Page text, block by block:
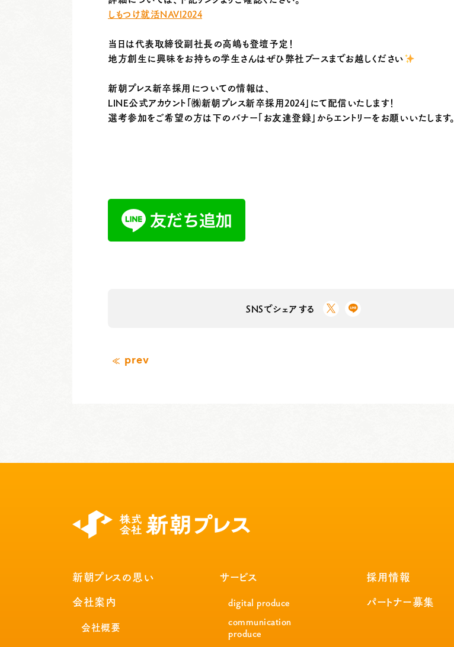
しもつけ就活NAVI2024
当日は代表取締役副社長の高嶋も登壇予定！
地方創生に興味をお持ちの学生さんはぜひ弊社ブースまでお越しください
新朝プレス新卒採用についての情報は、
LINE公式アカウント「㈱新朝プレス新卒採用2024」にて配信いたします！
選考参加をご希望の方は下のバナー「お友達登録」からエントリーをお願いいたします。
SNSでシェアする
prev
新朝プレスの思い
会社案内
会社概要
サービス
digital produce
communication
produce
採用情報
パートナー募集